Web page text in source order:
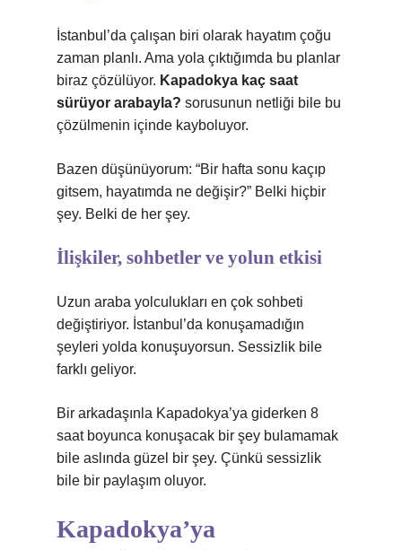
İstanbul’da çalışan biri olarak hayatım çoğu
zaman planlı. Ama yola çıktığımda bu planlar
biraz çözülüyor. Kapadokya kaç saat
sürüyor arabayla? sorusunun netliği bile bu
çözülmenin içinde kayboluyor.
Bazen düşünüyorum: “Bir hafta sonu kaçıp
gitsem, hayatımda ne değişir?” Belki hiçbir
şey. Belki de her şey.
İlişkiler, sohbetler ve yolun etkisi
Uzun araba yolculukları en çok sohbeti
değiştiriyor. İstanbul’da konuşamadığın
şeyleri yolda konuşuyorsun. Sessizlik bile
farklı geliyor.
Bir arkadaşınla Kapadokya’ya giderken 8
saat boyunca konuşacak bir şey bulamamak
bile aslında güzel bir şey. Çünkü sessizlik
bile bir paylaşım oluyor.
Kapadokya’ya